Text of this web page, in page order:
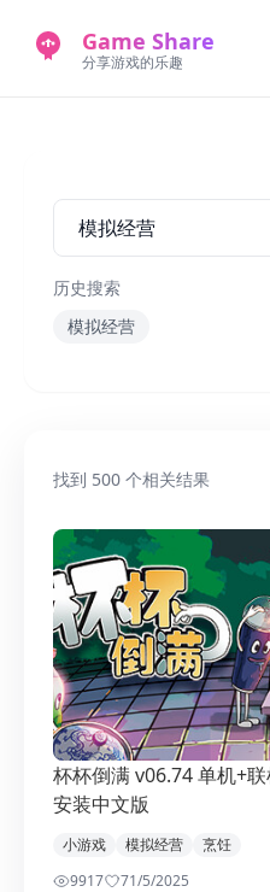
Game Share
分享游戏的乐趣
新版游戏站
历史搜索
模拟经营
找到 500 个相关结果
杯杯倒满 v06.74 单机+
安装中文版
小游戏 模拟经营
烹饪
9917
71/5/2025